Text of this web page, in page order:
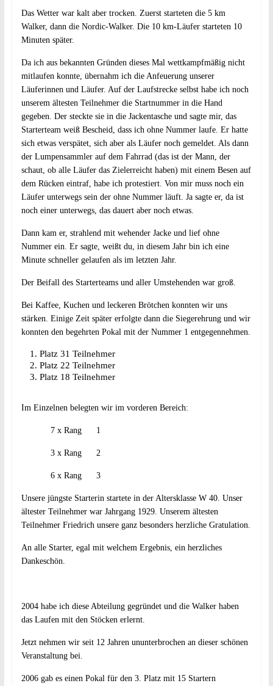
Das Wetter war kalt aber trocken. Zuerst starteten die 5 km
Walker, dann die Nordic-Walker. Die 10 km-Läufer starteten 10
Minuten später.
Da ich aus bekannten Gründen dieses Mal wettkampfmäßig nicht
mitlaufen konnte, übernahm ich die Anfeuerung unserer
Läuferinnen und Läufer. Auf der Laufstrecke selbst habe ich noch
unserem ältesten Teilnehmer die Startnummer in die Hand
gegeben. Der steckte sie in die Jackentasche und sagte mir, das
Starterteam weiß Bescheid, dass ich ohne Nummer laufe. Er hatte
sich etwas verspätet, sich aber als Läufer noch gemeldet. Als dann
der Lumpensammler auf dem Fahrrad (das ist der Mann, der
schaut, ob alle Läufer das Zielerreicht haben) mit einem Besen auf
dem Rücken eintraf, habe ich protestiert. Von mir muss noch ein
Läufer unterwegs sein der ohne Nummer läuft. Ja sagte er, da ist
noch einer unterwegs, das dauert aber noch etwas.
Dann kam er, strahlend mit wehender Jacke und lief ohne
Nummer ein. Er sagte, weißt du, in diesem Jahr bin ich eine
Minute schneller gelaufen als im letzten Jahr.
Der Beifall des Starterteams und aller Umstehenden war groß.
Bei Kaffee, Kuchen und leckeren Brötchen konnten wir uns
stärken. Einige Zeit später erfolgte dann die Siegerehrung und wir
konnten den begehrten Pokal mit der Nummer 1 entgegennehmen.
Platz 31 Teilnehmer
Platz 22 Teilnehmer
Platz 18 Teilnehmer
Im Einzelnen belegten wir im vorderen Bereich:
7 x Rang 1
3 x Rang 2
6 x Rang 3
Unsere jüngste Starterin startete in der Altersklasse W 40. Unser
ältester Teilnehmer war Jahrgang 1929. Unserem ältesten
Teilnehmer Friedrich unsere ganz besonders herzliche Gratulation.
An alle Starter, egal mit welchem Ergebnis, ein herzliches
Dankeschön.
2004 habe ich diese Abteilung gegründet und die Walker haben
das Laufen mit den Stöcken erlernt.
Jetzt nehmen wir seit 12 Jahren ununterbrochen an dieser schönen
Veranstaltung bei.
2006 gab es einen Pokal für den 3. Platz mit 15 Startern